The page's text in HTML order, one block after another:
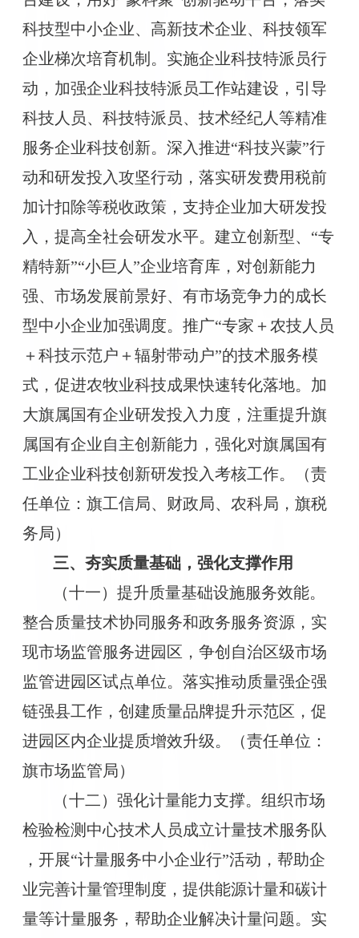
科技型中小企业、高新技术企业、科技领军
企业梯次培育机制。实施企业科技特派员行
动，加强企业科技特派员工作站建设，引导
科技人员、科技特派员、技术经纪人等精准
服务企业科技创新。深入推进“科技兴蒙”行
动和研发投入攻坚行动，落实研发费用税前
加计扣除等税收政策，支持企业加大研发投
入，提高全社会研发水平。建立创新型、“专
精特新”“小巨人”企业培育库，对创新能力
强、市场发展前景好、有市场竞争力的成长
型中小企业加强调度。推广“专家＋农技人员
＋科技示范户＋辐射带动户”的技术服务模
式，促进农牧业科技成果快速转化落地。加
大旗属国有企业研发投入力度，注重提升旗
属国有企业自主创新能力，强化对旗属国有
工业企业科技创新研发投入考核工作。（责
任单位：旗工信局、财政局、农科局，旗税
务局）
三、夯实质量基础，强化支撑作用
（十一）提升质量基础设施服务效能。
整合质量技术协同服务和政务服务资源，实
现市场监管服务进园区，争创自治区级市场
监管进园区试点单位。落实推动质量强企强
链强县工作，创建质量品牌提升示范区，促
进园区内企业提质增效升级。（责任单位：
旗市场监管局）
（十二）强化计量能力支撑。组织市场
检验检测中心技术人员成立计量技术服务队
，开展“计量服务中小企业行”活动，帮助企
业完善计量管理制度，提供能源计量和碳计
量等计量服务，帮助企业解决计量问题。实